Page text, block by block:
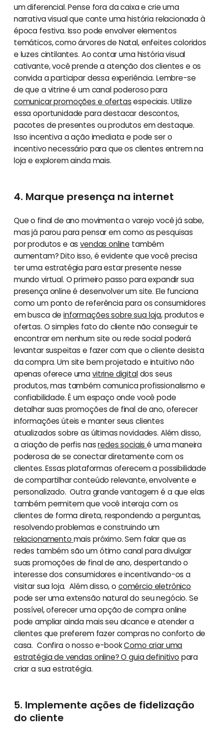
um diferencial. Pense fora da caixa e crie uma
narrativa visual que conte uma história relacionada à
época festiva. Isso pode envolver elementos
temáticos, como árvores de Natal, enfeites coloridos
e luzes cintilantes. Ao contar uma história visual
cativante, você prende a atenção dos clientes e os
convida a participar dessa experiência. Lembre-se
de que a vitrine é um canal poderoso para
comunicar promoções e ofertasespeciais. Utilize
essa oportunidade para destacar descontos,
pacotes de presentes ou produtos em destaque.
Isso incentiva a ação imediata e pode ser o
incentivo necessário para que os clientes entrem na
loja e explorem ainda mais.
4. Marque presença na internet
Que o final de ano movimenta o varejo você já sabe,
mas já parou para pensar em como as pesquisas
por produtos e asvendas online também
aumentam? Dito isso, é evidente que você precisa
ter uma estratégia para estar presente nesse
mundo virtual. O primeiro passo para expandir sua
presença online é desenvolver um site. Ele funciona
como um ponto de referência para os consumidores
em busca deinformações sobre sua loja, produtos e
ofertas. O simples fato do cliente não conseguir te
encontrar em nenhum site ou rede social poderá
levantar suspeitas e fazer com que o cliente desista
da compra. Um site bem projetado e intuitivo não
apenas oferece umavitrine digitaldos seus
produtos, mas também comunica profissionalismo e
confiabilidade. É um espaço onde você pode
detalhar suas promoções de final de ano, oferecer
informações úteis e manter seus clientes
atualizados sobre as últimas novidades. Além disso,
a criação de perfis nasredes sociaisé uma maneira
poderosa de se conectar diretamente com os
clientes. Essas plataformas oferecem a possibilidade
de compartilhar conteúdo relevante, envolvente e
personalizado. Outra grande vantagem é a que elas
também permitem que você interaja com os
clientes de forma direta, respondendo a perguntas,
resolvendo problemas e construindo um
relacionamento mais próximo. Sem falar que as
redes também são um ótimo canal para divulgar
suas promoções de final de ano, despertando o
interesse dos consumidores e incentivando-os a
visitar sua loja. Além disso, o comércio eletrônico
pode ser uma extensão natural do seu negócio. Se
possível, oferecer uma opção de compra online
pode ampliar ainda mais seu alcance e atender a
clientes que preferem fazer compras no conforto de
casa. Confira o nosso e-bookComo criar uma
estratégia de vendas online? O guia definitivo para
criar a sua estratégia.
5. Implemente ações de fidelização
do cliente